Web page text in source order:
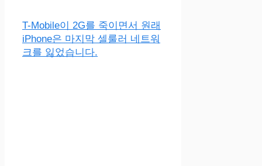
T-Mobile이 2G를 죽이면서 원래
iPhone은 마지막 셀룰러 네트워
크를 잃었습니다.